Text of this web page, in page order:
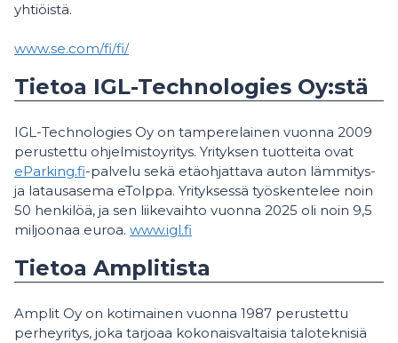
yhtiöistä.
www.se.com/fi/fi/
Tietoa IGL-Technologies Oy:stä
IGL-Technologies Oy on tamperelainen vuonna 2009
perustettu ohjelmistoyritys. Yrityksen tuotteita ovat
eParking.fi-palvelu sekä etäohjattava auton lämmitys-
ja latausasema eTolppa. Yrityksessä työskentelee noin
50 henkilöä, ja sen liikevaihto vuonna 2025 oli noin 9,5
miljoonaa euroa. www.igl.fi
Tietoa Amplitista
Amplit Oy on kotimainen vuonna 1987 perustettu
perheyritys, joka tarjoaa kokonaisvaltaisia taloteknisiä